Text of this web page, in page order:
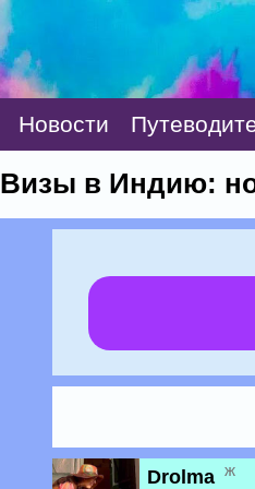
Новости
Визы в Индию:
Drolma ж